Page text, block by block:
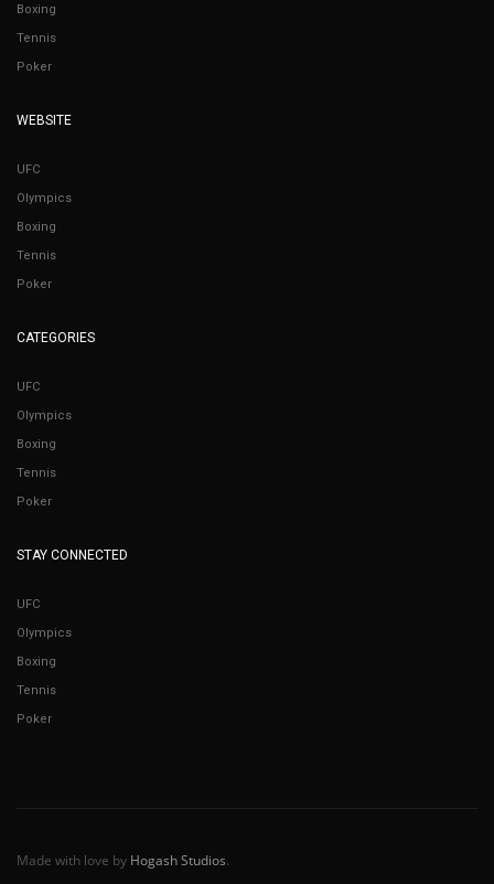
Boxing
Tennis
Poker
WEBSITE
UFC
Olympics
Boxing
Tennis
Poker
CATEGORIES
UFC
Olympics
Boxing
Tennis
Poker
STAY CONNECTED
UFC
Olympics
Boxing
Tennis
Poker
Made with love by Hogash Studios.